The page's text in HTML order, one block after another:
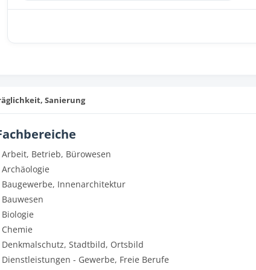
Sanierung
Arbeit, Betrieb, Bürowesen
Archäologie
Baugewerbe, Innenarchitektur
Bauwesen
Biologie
Chemie
Denkmalschutz, Stadtbild, Ortsbild
Dienstleistungen - Gewerbe, Freie Berufe